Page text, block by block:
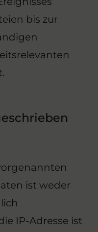
bis zur
ist weder
IP-Adresse ist